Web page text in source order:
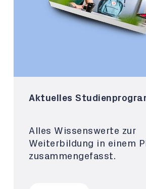
Aktuelles
Alles Wissenswerte zur
Weiterbildung in einem
zusammengefasst.